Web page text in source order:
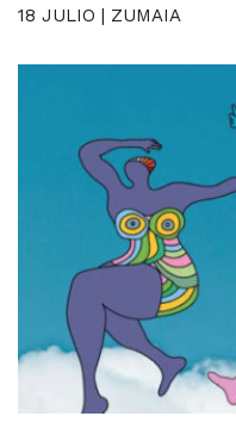
18 JULIO | ZUMAIA